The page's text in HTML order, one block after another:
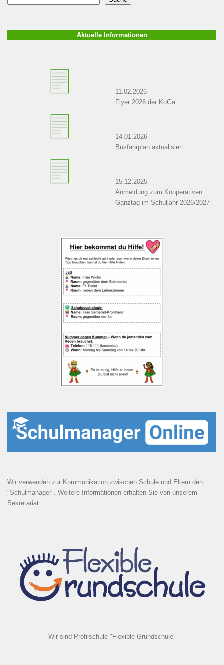
Aktuelle Informationen
11.02.2026
Flyer 2026 der KoGa
14.01.2026
Busfahrplan aktualisiert
15.12.2025
Anmeldung zum Kooperativen
Ganztag im Schuljahr 2026/2027
Wir verwenden zur Kommunikation zwischen Schule und Eltern den
"Schulmanager". Weitere Informationen erhalten Sie von unserem
Sekretariat.
Wir sind Profilschule "Flexible Grundschule"